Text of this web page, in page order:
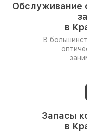
Обслуживание
в
В
Запасы
в